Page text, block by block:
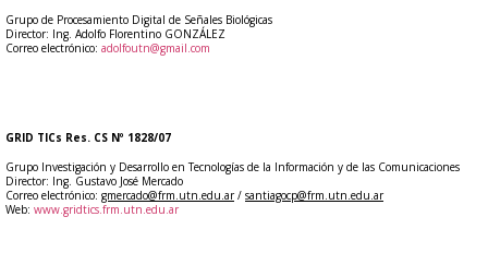
Grupo de Procesamiento Digital de Señales Biológicas
Director: Ing. Adolfo Florentino GONZÁLEZ
Correo electrónico: adolfoutn@gmail.com
GRID TICs Res. CS Nº 1828/07
Grupo Investigación y Desarrollo en Tecnologías de la Información y de las Comunicaciones
Director: Ing. Gustavo José Mercado
Correo electrónico: gmercado@frm.utn.edu.ar/ santiagocp@frm.utn.edu.ar
Web: www.gridtics.frm.utn.edu.ar